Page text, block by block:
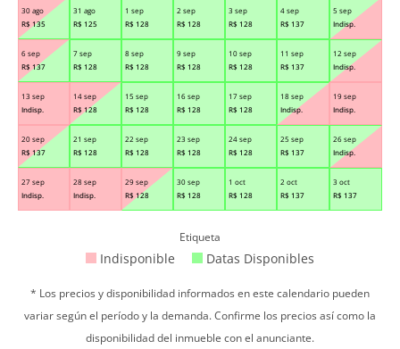
30 ago
R$ 135
31 ago
R$ 125
1 sep
R$ 128
2 sep
R$ 128
3 sep
R$ 128
4 sep
R$ 137
5 sep
Indisp.
6 sep
R$ 137
7 sep
R$ 128
8 sep
R$ 128
9 sep
R$ 128
10 sep
R$ 128
11 sep
R$ 137
12 sep
Indisp.
13 sep
Indisp.
14 sep
R$ 128
15 sep
R$ 128
16 sep
R$ 128
17 sep
R$ 128
18 sep
Indisp.
19 sep
Indisp.
20 sep
R$ 137
21 sep
R$ 128
22 sep
R$ 128
23 sep
R$ 128
24 sep
R$ 128
25 sep
R$ 137
26 sep
Indisp.
27 sep
Indisp.
28 sep
Indisp.
29 sep
R$ 128
30 sep
R$ 128
1 oct
R$ 128
2 oct
R$ 137
3 oct
R$ 137
Etiqueta
Indisponible Datas Disponibles
* Los precios y disponibilidad informados en este calendario pueden
variar según el período y la demanda. Confirme los precios así como la
disponibilidad del inmueble con el anunciante.